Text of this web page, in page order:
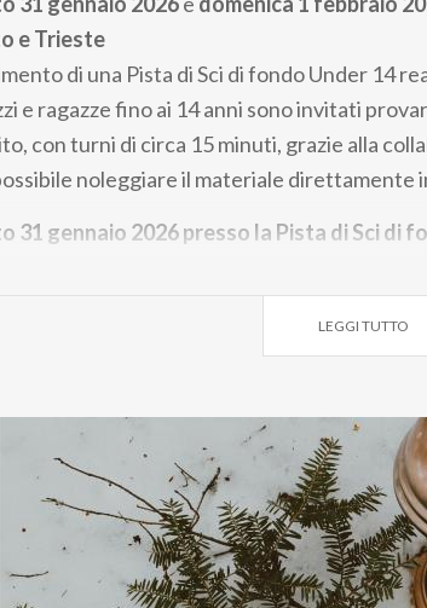
e Trieste
di una Pista di Sci di fondo Under 14
e ragazze fino ai 14 anni sono invitati
con turni di circa 15 minuti, grazie alla
noleggiare il materiale
31 gennaio 2026presso la Pista di Sci di
delle mascotte di Milano Cortina Tina e Milo
invernale italiano, come il campione di sci
Memola
, pattinatore artistico.
prenderà il via a Monza, presso la
la Fiaccola”, con la partecipazione
LEGGI TUTTO